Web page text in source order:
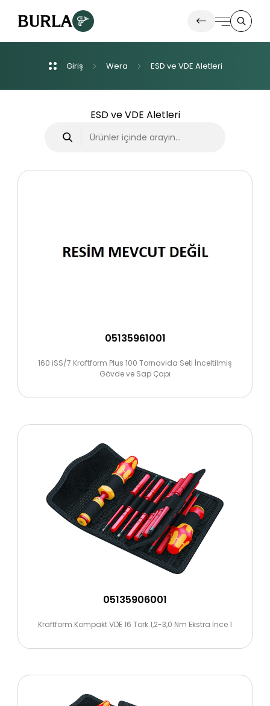
Ürünlerimiz
Giriş Wera ESD ve VDE Aletleri
ESD ve VDE Aletleri
05135961001
160 iSS/7 Kraftform Plus 100 Tornavida Seti İnceltilmiş
Gövde ve Sap Çapı
05135906001
Kraftform Kompakt VDE 16 Tork 1,2-3,0 Nm Ekstra İnce 1